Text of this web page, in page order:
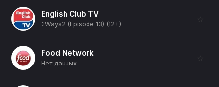
English Club TV
3Ways2 (Episode 13) (12+)
☆
Food Network
Нет данных
☆